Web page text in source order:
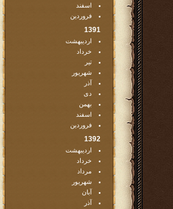
اسفند
فروردین
1391
اردیبهشت
خرداد
تیر
شهریور
آذر
دی
بهمن
اسفند
فروردین
1392
اردیبهشت
خرداد
مرداد
شهریور
آبان
آذر